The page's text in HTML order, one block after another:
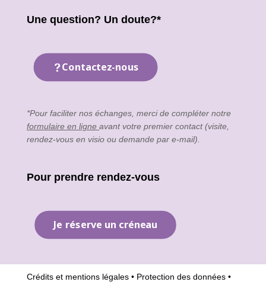
Une question? Un doute?*
Contactez-nous
*Pour faciliter nos échanges, merci de compléter notre
formulaire en ligne avant votre premier contact (visite,
rendez-vous en visio ou demande par e-mail).
Pour prendre rendez-vous
Je réserve un créneau
Crédits et mentions légales • Protection des données •